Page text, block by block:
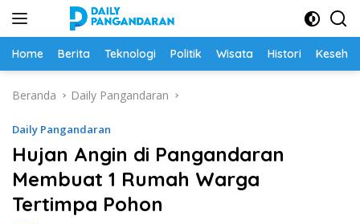
Home Berita Teknologi Politik Wisata Histori
Beranda Daily Pangandaran
Daily Pangandaran
Hujan Angin di Pangandaran
Membuat 1 Rumah Warga
Tertimpa Pohon